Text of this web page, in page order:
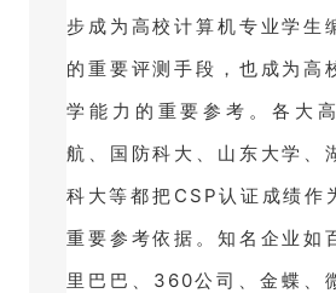
步成为高校计算机专业学生
的重要评测手段，也成为高
学能力的重要参考。 各大
航、国防科大、山东大学、
科大等都把CSP认证成绩作
重要参考依据。 知名企业如
里巴巴、360公司、金蝶、